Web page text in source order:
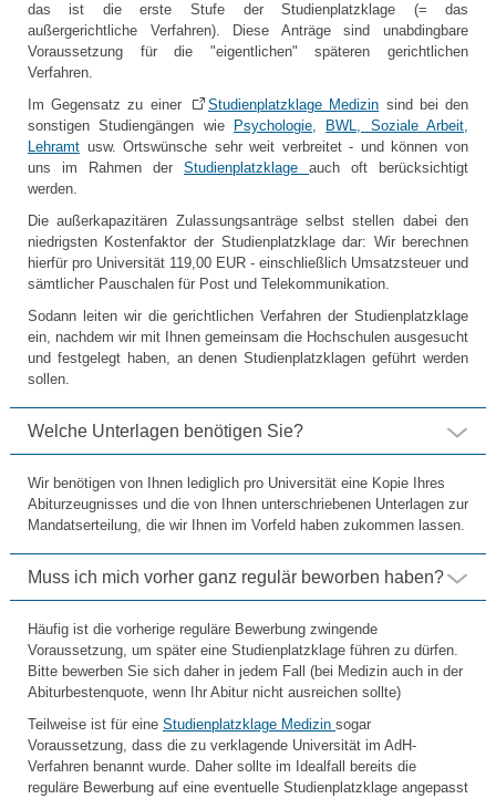
das ist die erste Stufe der Studienplatzklage (= das
außergerichtliche Verfahren). Diese Anträge sind unabdingbare
Voraussetzung für die "eigentlichen" späteren gerichtlichen
Verfahren.
Im Gegensatz zu einer
Studienplatzklage Medizin sind bei den
sonstigen Studiengängen wie
Psychologie,
BWL, Soziale Arbeit,
Lehramtusw. Ortswünsche sehr weit verbreitet - und können von
uns im Rahmen derStudienplatzklageauch oft berücksichtigt
werden.
Die außerkapazitären Zulassungsanträge selbst stellen dabei den
niedrigsten Kostenfaktor der Studienplatzklage dar: Wir berechnen
hierfür pro Universität 119,00 EUR - einschließlich Umsatzsteuer und
sämtlicher Pauschalen für Post und Telekommunikation.
Sodann leiten wir die gerichtlichen Verfahren der Studienplatzklage
ein, nachdem wir mit Ihnen gemeinsam die Hochschulen ausgesucht
und festgelegt haben, an denen Studienplatzklagen geführt werden
sollen.
Welche Unterlagen benötigen Sie?
Wir benötigen von Ihnen lediglich pro Universität eine Kopie Ihres
Abiturzeugnisses und die von Ihnen unterschriebenen Unterlagen zur
Mandatserteilung, die wir Ihnen im Vorfeld haben zukommen lassen.
Muss ich mich vorher ganz regulär beworben haben?
Häufig ist die vorherige reguläre Bewerbung zwingende
Voraussetzung, um später eine Studienplatzklage führen zu dürfen.
Bitte bewerben Sie sich daher in jedem Fall (bei Medizin auch in der
Abiturbestenquote, wenn Ihr Abitur nicht ausreichen sollte)
Teilweise ist für eine Studienplatzklage Medizin sogar
Voraussetzung, dass die zu verklagende Universität im AdH-
Verfahren benannt wurde. Daher sollte im Idealfall bereits die
reguläre Bewerbung auf eine eventuelle Studienplatzklage angepasst